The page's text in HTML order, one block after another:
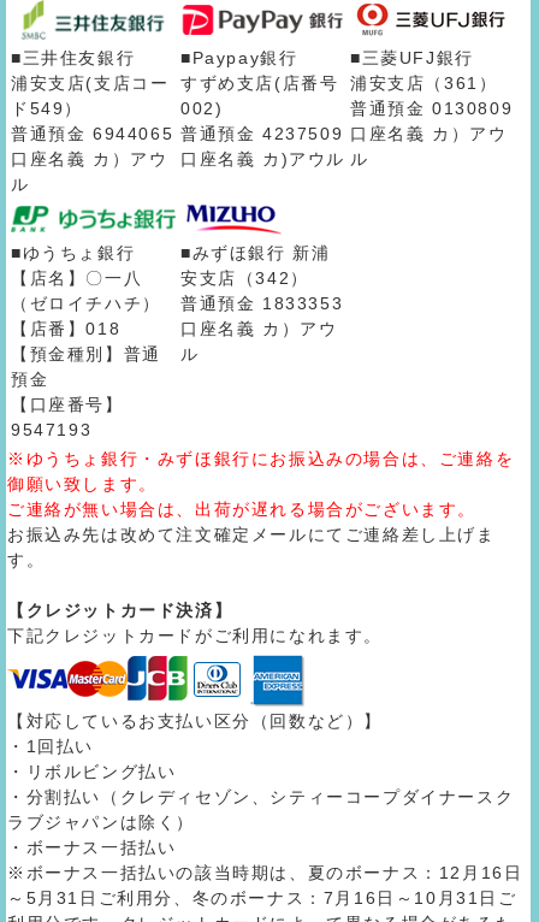
■三井住友銀行
浦安支店(支店コー
ド549）
普通預金 6944065
口座名義 カ）アウ
ル
■Paypay銀行
すずめ支店(店番号
002)
普通預金 4237509
口座名義 カ)アウル
■三菱UFJ銀行
浦安支店（361）
普通預金 0130809
口座名義 カ）アウ
ル
■ゆうちょ銀行
【店名】〇一八
（ゼロイチハチ）
【店番】018
【預金種別】普通
預金
【口座番号】
9547193
■みずほ銀行 新浦
安支店（342）
普通預金 1833353
口座名義 カ）アウ
ル
※ゆうちょ銀行・みずほ銀行にお振込みの場合は、ご連絡を
御願い致します。
ご連絡が無い場合は、出荷が遅れる場合がございます。
お振込み先は改めて注文確定メールにてご連絡差し上げま
す。
【クレジットカード決済】
下記クレジットカードがご利用になれます。
【対応しているお支払い区分（回数など）】
・1回払い
・リボルビング払い
・分割払い（クレディセゾン、シティーコープダイナースク
ラブジャパンは除く）
・ボーナス一括払い
※ボーナス一括払いの該当時期は、夏のボーナス：12月16日
～5月31日ご利用分、冬のボーナス：7月16日～10月31日ご